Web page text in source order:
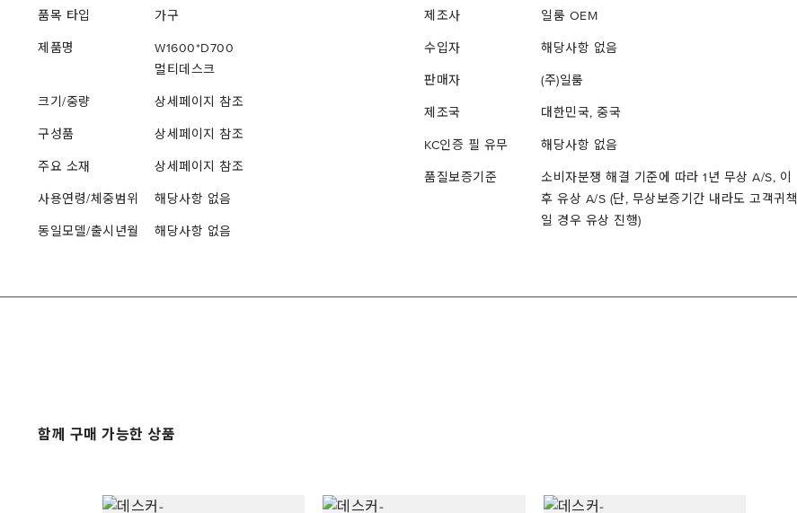
품목 타입 가구
제품명
W1600*D700
멀티데스크
크기/중량 상세페이지 참조
구성품 상세페이지 참조
주요 소재 상세페이지 참조
사용연령/체중범위 해당사항 없음
동일모델/출시년월 해당사항 없음
제조사 일룸 OEM
수입자 해당사항 없음
판매자 (주)일룸
제조국 대한민국, 중국
KC인증 필 유무 해당사항 없음
품질보증기준
소비자분쟁 해결 기준에 따라 1년 무상 A/S, 이
후 유상 A/S (단, 무상보증기간 내라도 고객귀책
일 경우 유상 진행)
함께 구매 가능한 상품